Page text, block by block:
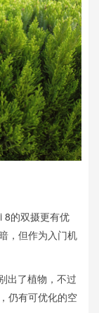
8的双摄更有优
，但作为入门机
出了植物，不过
仍有可优化的空